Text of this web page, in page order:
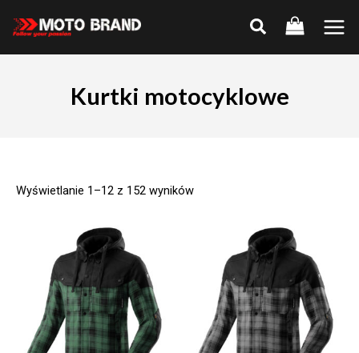
Main
Kurtki motocyklowe
Wyświetlanie 1–12 z 152 wyników